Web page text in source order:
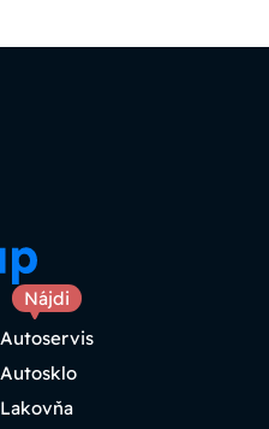
Nájdi
Autoservis
Autosklo
Lakovňa